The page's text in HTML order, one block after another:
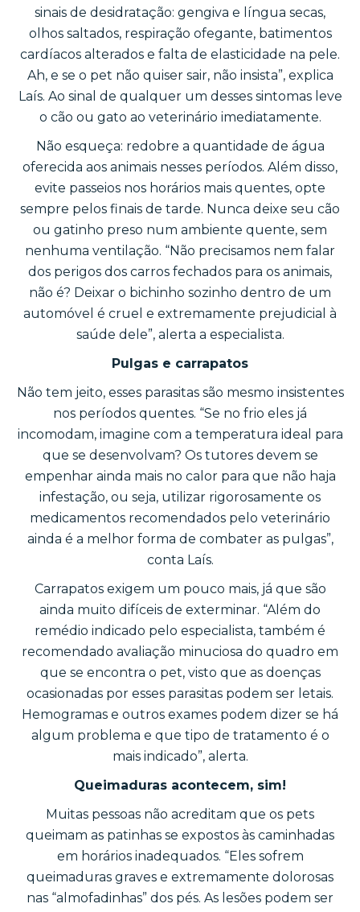
sinais de desidratação: gengiva e língua secas,
olhos saltados, respiração ofegante, batimentos
cardíacos alterados e falta de elasticidade na pele.
Ah, e se o pet não quiser sair, não insista”, explica
Laís. Ao sinal de qualquer um desses sintomas leve
o cão ou gato ao veterinário imediatamente.
Não esqueça: redobre a quantidade de água
oferecida aos animais nesses períodos. Além disso,
evite passeios nos horários mais quentes, opte
sempre pelos finais de tarde. Nunca deixe seu cão
ou gatinho preso num ambiente quente, sem
nenhuma ventilação. “Não precisamos nem falar
dos perigos dos carros fechados para os animais,
não é? Deixar o bichinho sozinho dentro de um
automóvel é cruel e extremamente prejudicial à
saúde dele”, alerta a especialista.
Pulgas e carrapatos
Não tem jeito, esses parasitas são mesmo insistentes
nos períodos quentes. “Se no frio eles já
incomodam, imagine com a temperatura ideal para
que se desenvolvam? Os tutores devem se
empenhar ainda mais no calor para que não haja
infestação, ou seja, utilizar rigorosamente os
medicamentos recomendados pelo veterinário
ainda é a melhor forma de combater as pulgas”,
conta Laís.
Carrapatos exigem um pouco mais, já que são
ainda muito difíceis de exterminar. “Além do
remédio indicado pelo especialista, também é
recomendado avaliação minuciosa do quadro em
que se encontra o pet, visto que as doenças
ocasionadas por esses parasitas podem ser letais.
Hemogramas e outros exames podem dizer se há
algum problema e que tipo de tratamento é o
mais indicado”, alerta.
Queimaduras acontecem, sim!
Muitas pessoas não acreditam que os pets
queimam as patinhas se expostos às caminhadas
em horários inadequados. “Eles sofrem
queimaduras graves e extremamente dolorosas
nas “almofadinhas” dos pés. As lesões podem ser